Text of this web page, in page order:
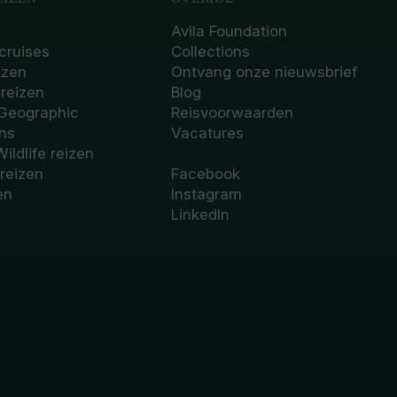
reizen
Avila Foundation
Collections
Ontvang onze nieuwsbrief
Blog
Reisvoorwaarden
Vacatures
Facebook
Instagram
LinkedIn